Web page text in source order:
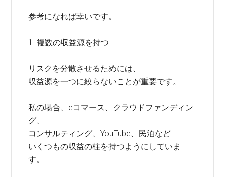
参考になれば幸いです。
1. 複数の収益源を持つ
リスクを分散させるためには、
収益源を一つに絞らないことが重要です。
私の場合、eコマース、クラウドファンディン
グ、
コンサルティング、YouTube、民泊など
いくつもの収益の柱を持つようにしていま
す。